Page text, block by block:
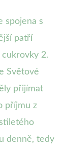
spojena s
patří
cukrovky 2.
Světové
přijímat
příjmu z
denně, tedy